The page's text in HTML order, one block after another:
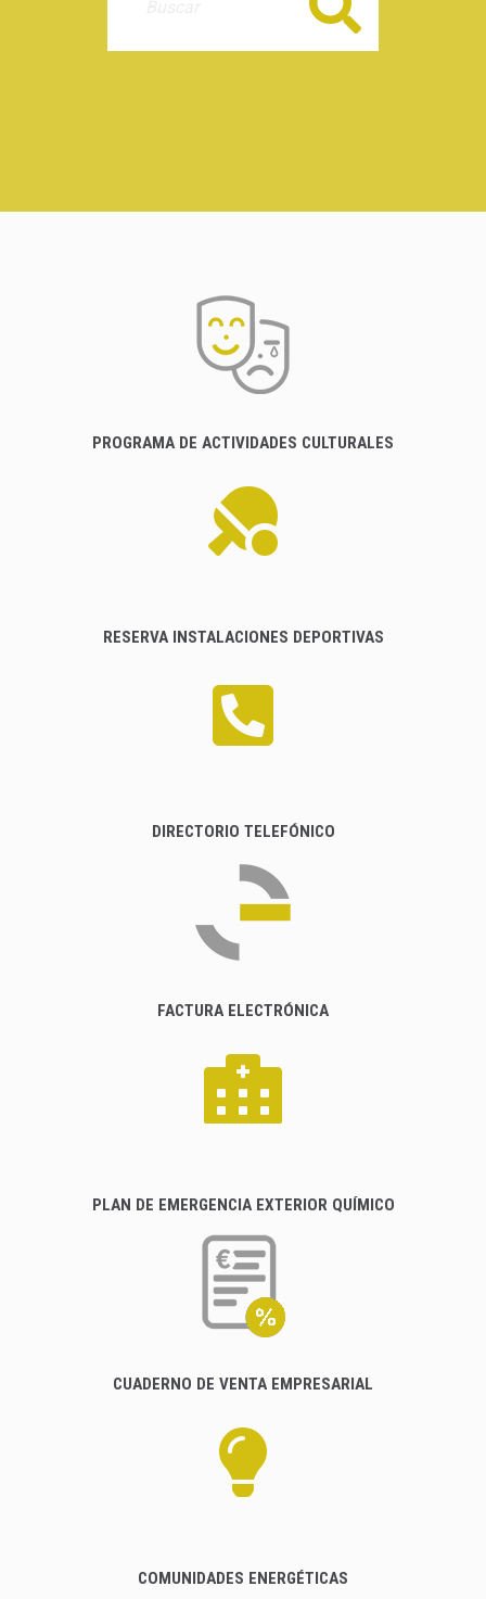
Buscar
PROGRAMA DE ACTIVIDADES CULTURALES
RESERVA INSTALACIONES DEPORTIVAS
DIRECTORIO TELEFÓNICO
FACTURA ELECTRÓNICA
PLAN DE EMERGENCIA EXTERIOR QUÍMICO
CUADERNO DE VENTA EMPRESARIAL
COMUNIDADES ENERGÉTICAS